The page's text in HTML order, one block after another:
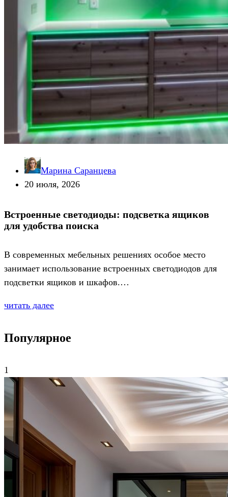
Марина Саранцева
20 июля, 2026
Встроенные светодиоды: подсветка ящиков
для удобства поиска
В современных мебельных решениях особое место
занимает использование встроенных светодиодов для
подсветки ящиков и шкафов.…
читать далее
Популярное
1